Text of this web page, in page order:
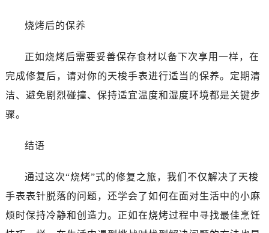
烧烤后的保养
正如烧烤后需要妥善保存食材以备下次享用一样，在
完成修复后，请对你的天梭手表进行适当的保养。定期清
洁、避免剧烈碰撞、保持适宜温度和湿度环境都是关键步
骤。
结语
通过这次“烧烤”式的修复之旅，我们不仅解决了天梭
手表表针脱落的问题，还学会了如何在面对生活中的小麻
烦时保持冷静和创造力。正如在烧烤过程中寻找最佳烹饪